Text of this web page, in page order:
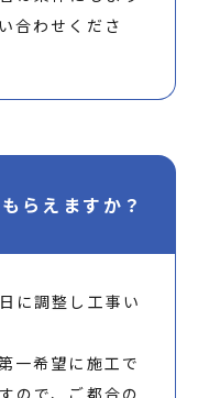
合わせくださ
らえますか？
に調整し工事い
一希望に施工で
ので、ご都合の